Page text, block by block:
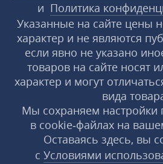
и Политика
Указанные на сайте цены
характер и не являются
если явно не указано
товаров на сайте носят
характер и могут
вида
Мы сохраняем настройки
в cookie‑файлах на
Оставаясь здесь, вы
с Условиями